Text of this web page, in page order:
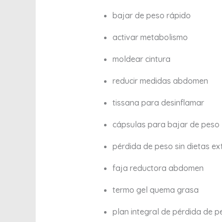
bajar de peso rápido
activar metabolismo
moldear cintura
reducir medidas abdomen
tissana para desinflamar
cápsulas para bajar de peso
pérdida de peso sin dietas
faja reductora abdomen
termo gel quema grasa
plan integral de pérdida de